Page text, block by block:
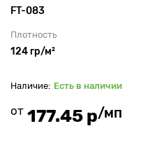
FT-083
Плотность
124 гр/м²
Есть в наличии
от 177.45 р/мп